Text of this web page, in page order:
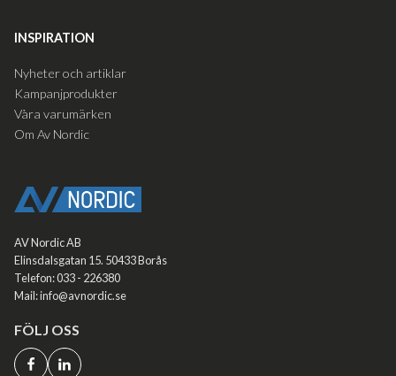
AV Nordic AB
Elinsdalsgatan 15. 50433 Borås
Telefon: 033 - 226380
Mail: info@avnordic.se
FÖLJ OSS
INSPIRATION
Nyheter och artiklar
Kampanjprodukter
Våra varumärken
Om Av Nordic